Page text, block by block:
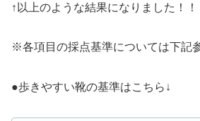
↑以上のような結果になりました！！
※各項目の採点基準については下記
●歩きやすい靴の基準はこちら↓